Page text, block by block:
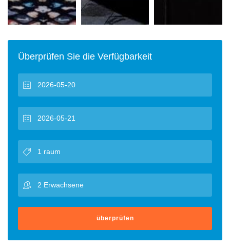
Überprüfen Sie die Verfügbarkeit
überprüfen